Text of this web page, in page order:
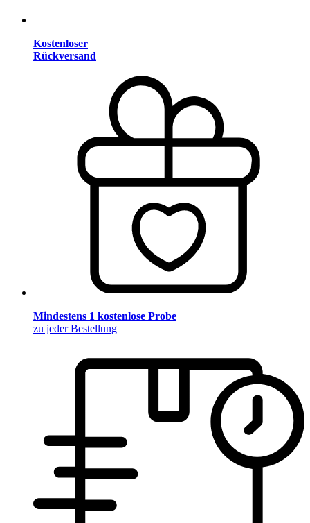
Kostenloser
Rückversand
Mindestens 1 kostenlose Probe
zu jeder Bestellung